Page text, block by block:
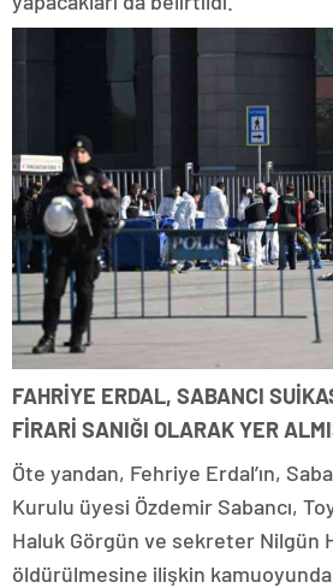
FAHRİYE ERDAL, SABANCI
FİRARİ SANIĞI OLARAK YER
Öte yandan, Fehriye Erdal’ın,
Kurulu üyesi Özdemir Sabancı,
Haluk Görgün ve sekreter Nilgün
öldürülmesine ilişkin kamuoyunda